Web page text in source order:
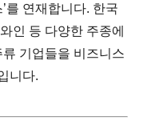
를 연재합니다. 한국
인 등 다양한 주종에
기업들을 비즈니스
니다.